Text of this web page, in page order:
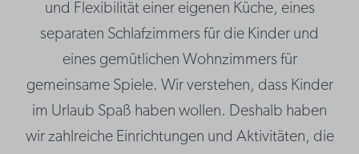
und Flexibilität einer eigenen Küche, eines
separaten Schlafzimmers für die Kinder und
eines gemütlichen Wohnzimmers für
gemeinsame Spiele. Wir verstehen, dass Kinder
im Urlaub Spaß haben wollen. Deshalb haben
wir zahlreiche Einrichtungen und Aktivitäten, die